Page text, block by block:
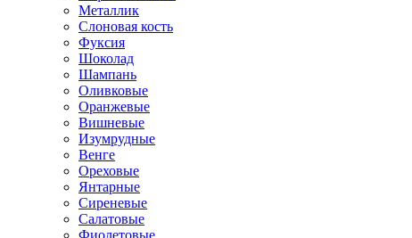
Металлик
Слоновая кость
Фуксия
Шоколад
Шампань
Оливковые
Оранжевые
Вишневые
Изумрудные
Венге
Ореховые
Янтарные
Сиреневые
Салатовые
Фиолетовые